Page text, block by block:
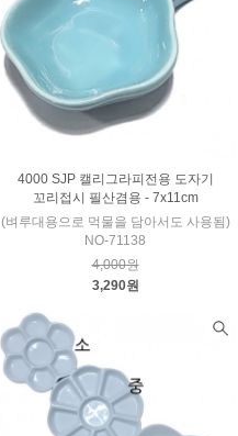
4000 SJP 캘리그라피전용 도자기
꼬리접시 필산겸용 - 7x11cm
(벼루대용으로 먹물을 담아서도 사용됨)
NO-71138
4,000원
3,290원